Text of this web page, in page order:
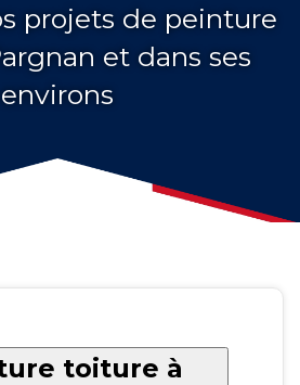
projets de peinture
et dans ses
environs
toiture à